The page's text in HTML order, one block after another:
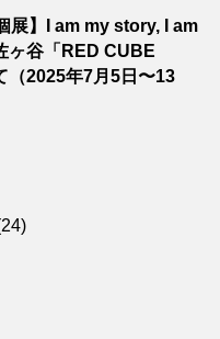
展】I am my story, I am
ヶ谷「RED CUBE
（2025年7月5日〜13